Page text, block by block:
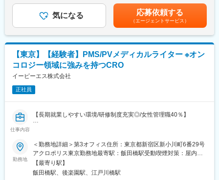
ール作成
・チームメンバーとの協働、後輩育成
※Global案件以外にもLocal案件の対応や、医薬品以外に、再生医
■仕事の魅力：
・DM窓口担当として実務を行いながら英語力を活かせる
・業務改善提案がしやすく、上司との距離が近い環境
・英語力が希少スキルとして評価され、英語力を必要とする案件
に関われる
・グローバル標準の運用手順を当社メンバーにレクチャーしなが
ら、グローバル案件だけでなくローカル案件にも関わる事ができ
る
・役割を細分化していないため、DM業務全体を包括的に幅広く対
■キャリアパス：
短期：グローバル案件の窓口担当
中期：複数案件を統括し、チームリーダーとして育成や改善を推
進
与10月）賃金はあくまでも目安の金額であり、選考を通じて上下
する可能性があります。月給(月額)は固定手当を含めた表記です。
気になる 応募依頼する
（エージェントサービス）
【東京】【経験者】PMS/PVメディカルライター ※オン
コロジー領域に強みを持つCRO
イーピーエス株式会社
正社員
仕事内容
【長期就業しやすい環境/研修制度充実◎/女性管理職40％】
製薬企業が作成する以下のPMS・PV関連文書の作成支援業務、並
びにその関連業務をお任せいたします。
・製造販売後調査実施計画書（案）、実施要項（案）
・安全性定期報告書（案）※
・調査結果報告書（案）
勤務地
＜勤務地詳細＞第3オフィス住所：東京都新宿区新小川町6番29号
アクロポリス東京勤務地最寄駅：飯田橋駅受動喫煙対策：屋内全
面禁煙変更の範囲：会社の定める事業所（リモートワーク含む）
【最寄り駅】
飯田橋駅、後楽園駅、江戸川橋駅